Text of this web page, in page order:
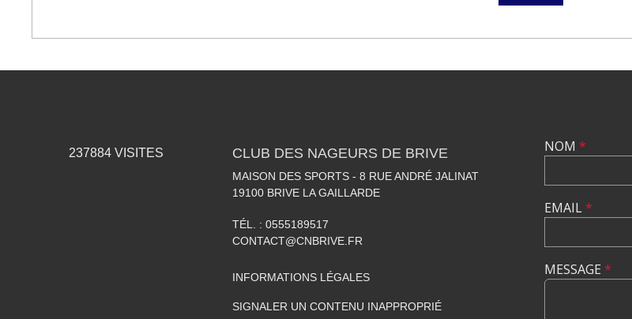
237884 VISITES CLUB DES NAGEURS DE BRIVE
MAISON DES SPORTS - 8 RUE ANDRÉ JALINAT
19100 BRIVE LA GAILLARDE
TÉL. : 0555189517
CONTACT@CNBRIVE.FR
INFORMATIONS LÉGALES
SIGNALER UN CONTENU INAPPROPRIÉ
NOM *
EMAIL*
MESSAGE *